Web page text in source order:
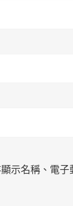
示名稱、電